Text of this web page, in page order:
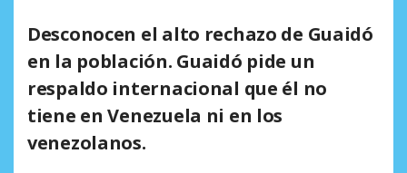
Desconocen el alto rechazo de Guaidó
en la población. Guaidó pide un
respaldo internacional que él no
tiene en Venezuela ni en los
venezolanos.